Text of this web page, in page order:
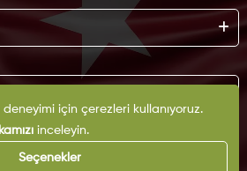
Künye
Reklam
İş Birliği
Arşiv
İletişim
KVKK
Çerez Politikası
deneyimi için çerezleri kullanıyoruz.
inceleyin.
Seçenekler